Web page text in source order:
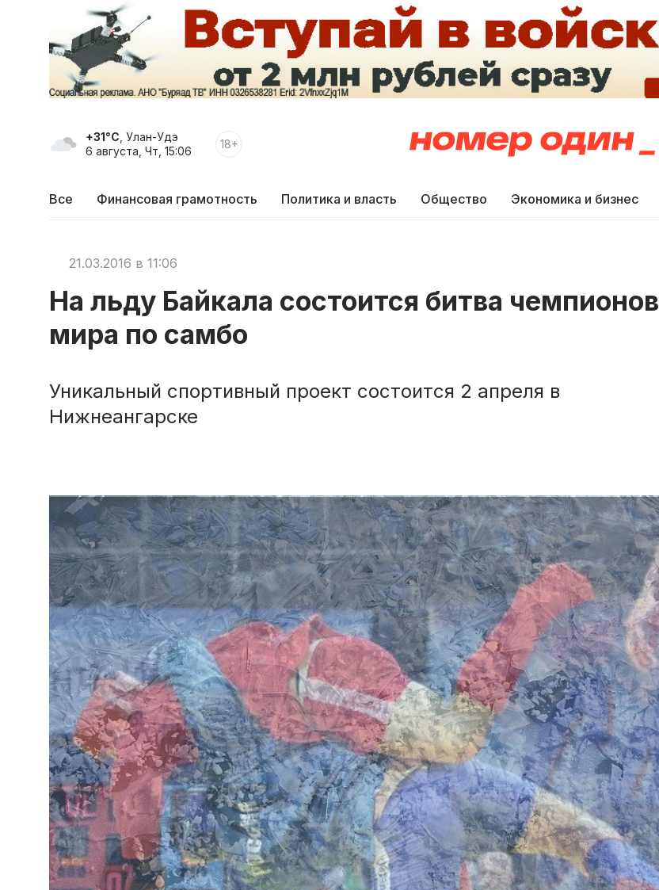
+31°C , Улан-Удэ
6 августа, Чт, 15:06
18+
Все Финансовая грамотность Политика и власть Общество Экономика и бизнес
21.03.2016 в 11:06
На льду Байкала состоится битва чемпионов
мира по самбо
Уникальный спортивный проект состоится 2 апреля в
Нижнеангарске